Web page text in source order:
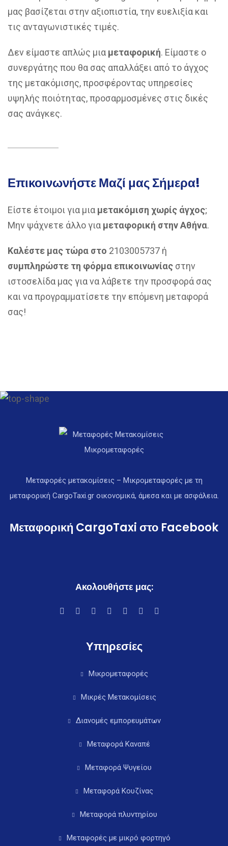
μας βασίζεται στην αξιοπιστία, την ευελιξία και
τις ανταγωνιστικές τιμές.
Δεν είμαστε απλώς μια μεταφορική. Είμαστε ο
συνεργάτης που θα σας απαλλάξει από το άγχος
της μετακόμισης, προσφέροντας υπηρεσίες
υψηλής ποιότητας, προσαρμοσμένες στις δικές
σας ανάγκες.
Επικοινωνήστε Μαζί μας Σήμερα!
Είστε έτοιμοι για μια μετακόμιση χωρίς άγχος;
Μην ψάχνετε άλλο για μεταφορική στην Αθήνα.
Καλέστε μας τώρα στο 2103005737 ή
συμπληρώστε τη φόρμα επικοινωνίας στην
ιστοσελίδα μας για να λάβετε την προσφορά σας
και να προγραμματίσετε την επόμενη μεταφορά
σας!
Μεταφορές μετακομίσεις – Μικρομεταφορές με τη
μεταφορική CargoTaxi.gr οικονομικά, άμεσα και με ασφάλεια.
Μεταφορική CargoTaxi στο Facebook
Ακολουθήστε μας:
Υπηρεσίες
Μικρομεταφορές
Μικρές Μετακομίσεις
Διανομές εμπορευμάτων
Μεταφορά Καναπέ
Μεταφορά Ψυγείου
Μεταφορά Κουζίνας
Μεταφορά πλυντηρίου
Μεταφορές με μικρό φορτηγό